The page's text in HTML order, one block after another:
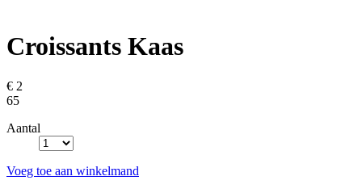
Croissants Kaas
€ 2
65
Aantal
Voeg toe aan winkelmand